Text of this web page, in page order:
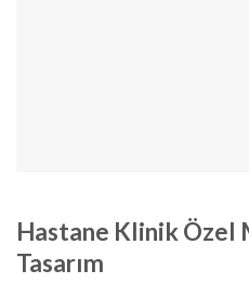
Hastane Klinik Özel
Tasarım